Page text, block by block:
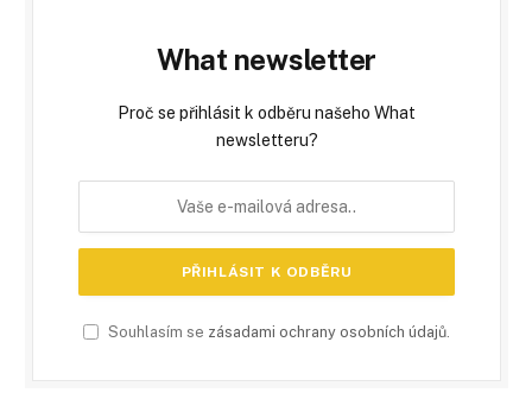
What newsletter
Proč se přihlásit k odběru našeho What
newsletteru?
Souhlasím se zásadami ochrany osobních údajů